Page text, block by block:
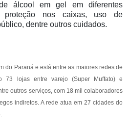
álcool em gel em diferentes
proteção nos caixas, uso de
dentre outros cuidados.
do Paraná e está entre as maiores redes de
73 lojas entre varejo (Super Muffato) e
outros serviços, com 18 mil colaboradores
indiretos. A rede atua em 27 cidades do